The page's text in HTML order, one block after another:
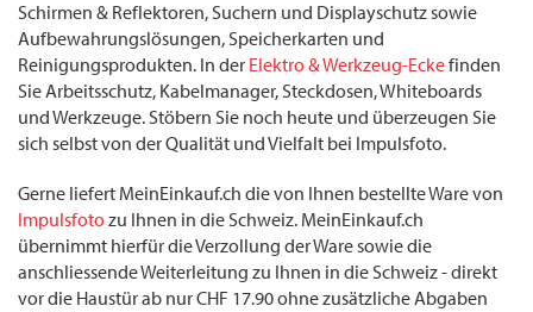
Schirmen & Reflektoren, Suchern und Displayschutz sowie
Aufbewahrungslösungen, Speicherkarten und
Reinigungsprodukten. In der Elektro & Werkzeug-Eckefinden
Sie Arbeitsschutz, Kabelmanager, Steckdosen, Whiteboards
und Werkzeuge. Stöbern Sie noch heute und überzeugen Sie
sich selbst von der Qualität und Vielfalt bei Impulsfoto.
Gerne liefert MeinEinkauf.ch die von Ihnen bestellte Ware von
Impulsfotozu Ihnen in die Schweiz. MeinEinkauf.ch
übernimmt hierfür die Verzollung der Ware sowie die
anschliessende Weiterleitung zu Ihnen in die Schweiz - direkt
vor die Haustür ab nur CHF 17.90 ohne zusätzliche Abgaben